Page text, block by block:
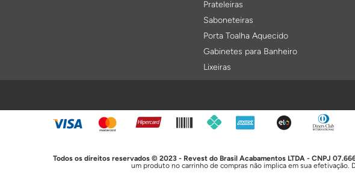
Prateleiras
Saboneteiras
Porta Toalha Aquecido
Gabinetes para Banheiro
Lixeiras
Anéis de Vedação
Ligações Flexiveis
Parafusos
Ralos Oculto
Grelhas e Acessório
Todos os direitos reservados © 2023 - Revest do Brasil Acabamentos LTDA - CNPJ
um produto no carrinho de compras não implica em sua